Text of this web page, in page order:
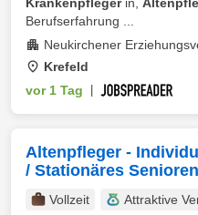
Berufserfahrung ...
Neukirchener
Krefeld
vor 1 Tag
Altenpfleger -
/ Stationäres
Vollzeit Attraktive